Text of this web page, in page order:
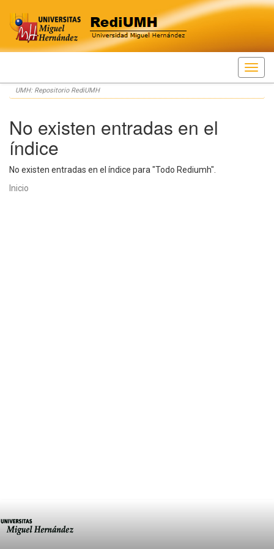
Skip
navigation
UMH: Repositorio RediUMH
No existen entradas en el
índice
No existen entradas en el índice para "Todo Rediumh".
Inicio